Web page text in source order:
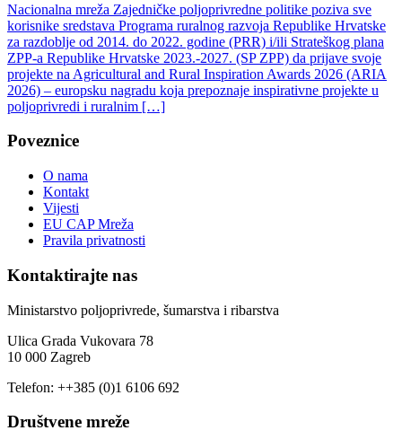
Nacionalna mreža Zajedničke poljoprivredne politike poziva sve
korisnike sredstava Programa ruralnog razvoja Republike Hrvatske
za razdoblje od 2014. do 2022. godine (PRR) i/ili Strateškog plana
ZPP-a Republike Hrvatske 2023.-2027. (SP ZPP) da prijave svoje
projekte na Agricultural and Rural Inspiration Awards 2026 (ARIA
2026) – europsku nagradu koja prepoznaje inspirativne projekte u
poljoprivredi i ruralnim […]
Poveznice
O nama
Kontakt
Vijesti
EU CAP Mreža
Pravila privatnosti
Kontaktirajte nas
Ministarstvo poljoprivrede, šumarstva i ribarstva
Ulica Grada Vukovara 78
10 000 Zagreb
Telefon: ++385 (0)1 6106 692
Društvene mreže